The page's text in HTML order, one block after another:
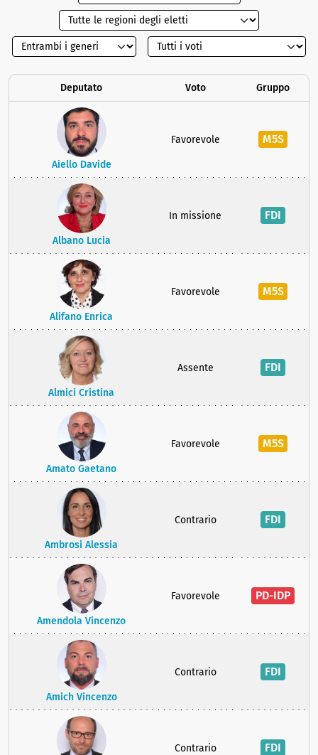
Deputato Voto Gruppo
Aiello Davide
Favorevole M5S
Albano Lucia
In missione FDI
Alifano Enrica
Favorevole M5S
Almici Cristina
Assente FDI
Amato Gaetano
Favorevole M5S
Ambrosi Alessia
Contrario FDI
Amendola Vincenzo
Favorevole PD-IDP
Amich Vincenzo
Contrario FDI
Contrario FDI